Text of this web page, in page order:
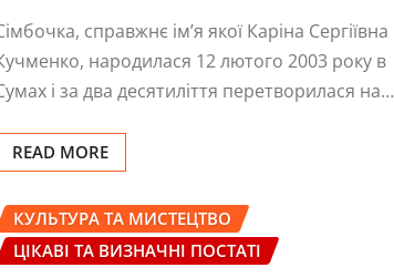
справжнє ім’я якої Каріна Сергіївна
народилася 12 лютого 2003 року в
і за два десятиліття перетворилася на…
READ MORE
КУЛЬТУРА ТА МИСТЕЦТВО
ЦІКАВІ ТА ВИЗНАЧНІ ПОСТАТІ